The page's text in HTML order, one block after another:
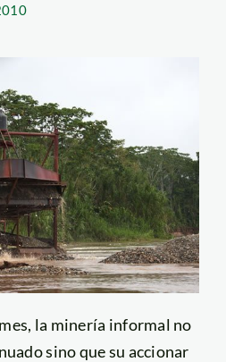
la minería informal no
sino que su accionar